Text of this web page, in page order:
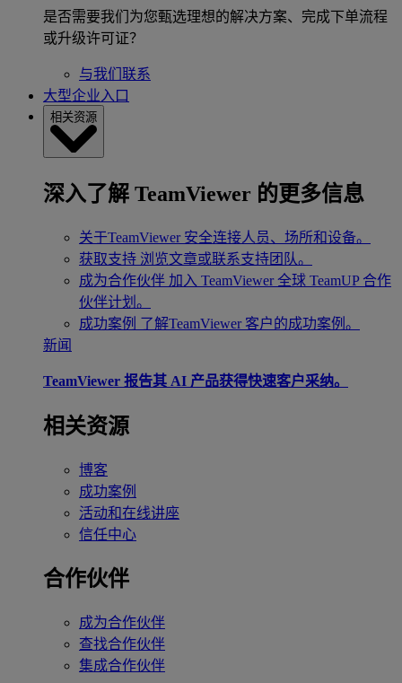
是否需要我们为您甄选理想的解决方案、完成下单流程
或升级许可证？
与我们联系
大型企业入口
相关资源
深入了解 TeamViewer 的更多信息
关于TeamViewer 安全连接人员、场所和设备。
获取支持 浏览文章或联系支持团队。
成为合作伙伴 加入 TeamViewer 全球 TeamUP 合作
伙伴计划。
成功案例 了解TeamViewer 客户的成功案例。
新闻
TeamViewer 报告其 AI 产品获得快速客户采纳。
相关资源
博客
成功案例
活动和在线讲座
信任中心
合作伙伴
成为合作伙伴
查找合作伙伴
集成合作伙伴